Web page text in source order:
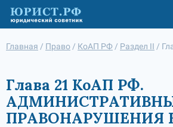
Главная / Право / КоАП РФ / Раздел II /
Глава 21 КоАП РФ.
ПРАВОНАРУШЕНИЯ